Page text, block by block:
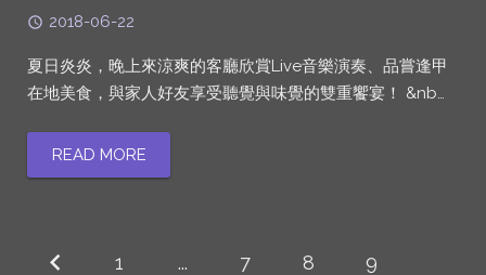
2018-06-22
夏日炎炎，晚上來涼爽的客廳欣賞Live音樂演奏、品嘗逢甲
在地美食，與家人好友享受聽覺與味覺的雙重饗宴！ &nb…
READ MORE
1 ... 7 8 9